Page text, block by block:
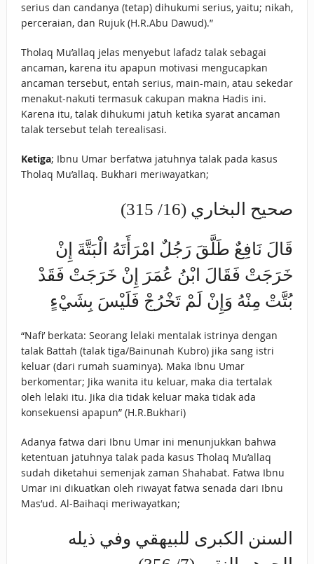
serius dan candanya (tetap) dihukumi serius, yaitu; nikah,
perceraian, dan Rujuk (H.R.Abu Dawud).”
Tholaq Mu’allaq jelas menyebut lafadz talak sebagai
ancaman, karena itu apapun motivasi mengucapkan
ancaman tersebut, entah serius, main-main, atau sekedar
menakut-nakuti termasuk cakupan makna Hadis ini.
Karena itu, talak dihukumi jatuh ketika syarat ancaman
talak tersebut telah terealisasi.
Ketiga; Ibnu Umar berfatwa jatuhnya talak pada kasus
Tholaq Mu’allaq. Bukhari meriwayatkan;
صحيح البخاري (16/ 315)
قَالَ نَافِعٌ طَلَّقَ رَجُلٌ امْرَأَتَهُ الْبَتَّةَ إِنْ
خَرَجَتْ فَقَالَ ابْنُ عُمَرَ إِنْ خَرَجَتْ فَقَدْ
بُتَّتْ مِنْهُ وَإِنْ لَمْ تَخْرُجْ فَلَيْسَ بِشَيْءٍ
“Nafi’ berkata: Seorang lelaki mentalak istrinya dengan
talak Battah (talak tiga/Bainunah Kubro) jika sang istri
keluar (dari rumah suaminya). Maka Ibnu Umar
berkomentar; Jika wanita itu keluar, maka dia tertalak
oleh lelaki itu. Jika dia tidak keluar maka tidak ada
konsekuensi apapun” (H.R.Bukhari)
Adanya fatwa dari Ibnu Umar ini menunjukkan bahwa
ketentuan jatuhnya talak pada kasus Tholaq Mu’allaq
sudah diketahui semenjak zaman Shahabat. Fatwa Ibnu
Umar ini dikuatkan oleh riwayat fatwa senada dari Ibnu
Mas’ud. Al-Baihaqi meriwayatkan;
السنن الكبرى للبيهقي وفي ذيله